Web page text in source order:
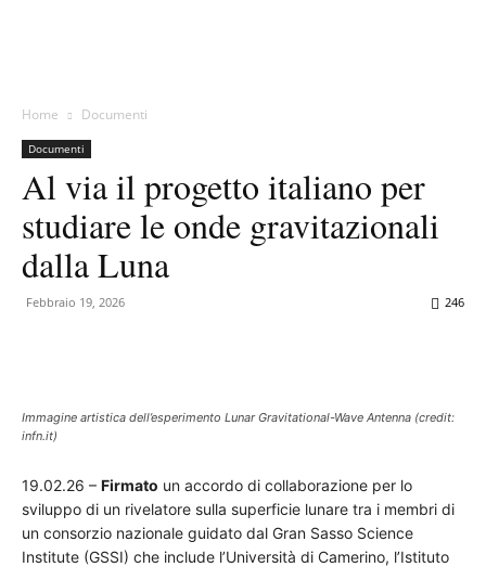
Home Documenti
Documenti
Al via il progetto italiano per
studiare le onde gravitazionali
dalla Luna
Febbraio 19, 2026 246
Immagine artistica dell’esperimento Lunar Gravitational-Wave Antenna (credit:
infn.it)
19.02.26 – Firmato un accordo di collaborazione per lo
sviluppo di un rivelatore sulla superficie lunare tra i membri di
un consorzio nazionale guidato dal Gran Sasso Science
Institute (GSSI) che include l’Università di Camerino, l’Istituto